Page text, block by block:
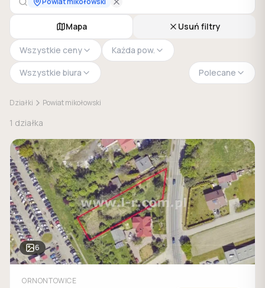
Mapa Usuń filtry
Wszystkie ceny
Każda pow.
Wszystkie biura
Polecane
Działki Powiat mikołowski
1 działka
6
ORNONTOWICE